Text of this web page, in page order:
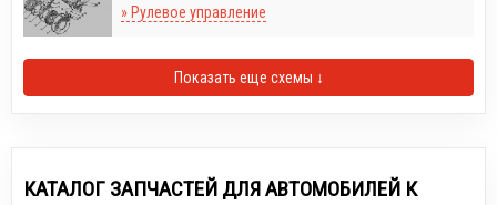
» Рулевое управление
Показать еще схемы ↓
КАТАЛОГ ЗАПЧАСТЕЙ ДЛЯ АВТОМОБИЛЕЙ К